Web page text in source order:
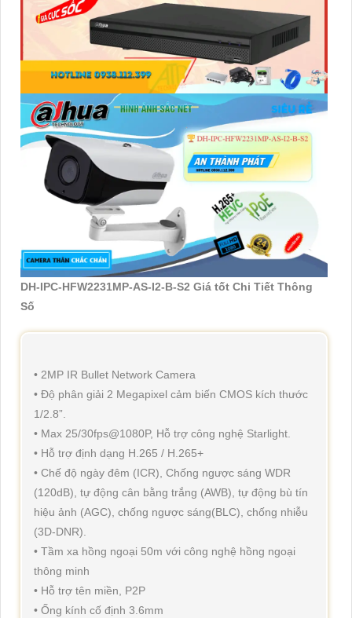
DH-IPC-HFW2231MP-AS-I2-B-S2 Giá tốt Chi Tiết Thông
Số
• 2MP IR Bullet Network Camera
• Độ phân giải 2 Megapixel cảm biến CMOS kích thước
1/2.8”.
• Max 25/30fps@1080P, Hỗ trợ công nghệ Starlight.
• Hỗ trợ định dạng H.265 / H.265+
• Chế độ ngày đêm (ICR), Chống ngược sáng WDR
(120dB), tự động cân bằng trắng (AWB), tự động bù tín
hiệu ảnh (AGC), chống ngược sáng(BLC), chống nhiễu
(3D-DNR).
• Tầm xa hồng ngoại 50m với công nghệ hồng ngoại
thông minh
• Hỗ trợ tên miền, P2P
• Ống kính cố định 3.6mm